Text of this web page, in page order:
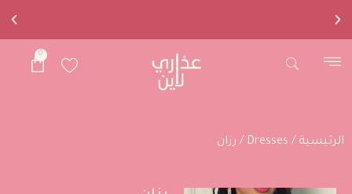
0
الرئيسية /
Dresses / رزان